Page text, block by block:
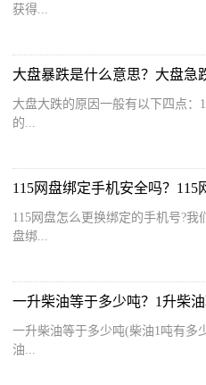
获得...
大盘暴跌是什么意思？大盘急
大盘大跌的原因一般有以下四点
的...
115网盘怎么更换绑定的手机号?我
盘绑...
一升柴油等于多少吨？1升柴油
一升柴油等于多少吨(柴油1吨有多
油...